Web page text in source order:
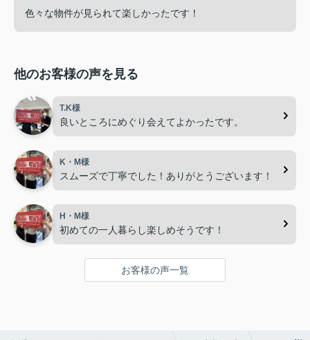
色々な物件が見られて楽しかったです！
他のお客様の声を見る
T.K様
良いところにめぐり会えてよかったです。
K・M様
スムーズで丁寧でした！ありがとうございます！
H・M様
初めての一人暮らし楽しめそうです！
お客様の声一覧